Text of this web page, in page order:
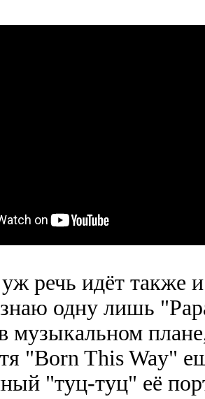
речь идёт также
одну лишь
музыкальном
"Born This Way"
"туц-туц" её